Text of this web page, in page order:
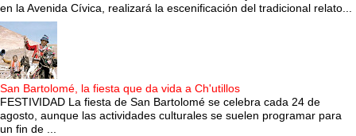
en la Avenida Cívica, realizará la escenificación del tradicional relato...
San Bartolomé, la fiesta que da vida a Ch'utillos
FESTIVIDAD La fiesta de San Bartolomé se celebra cada 24 de
agosto, aunque las actividades culturales se suelen programar para
un fin de ...